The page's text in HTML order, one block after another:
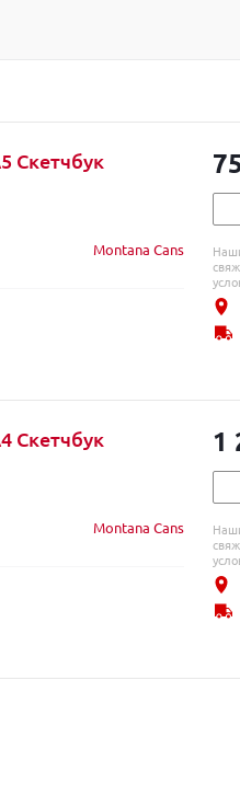
Скетчбук
Montana Cans
Скетчбук
Montana Cans
1